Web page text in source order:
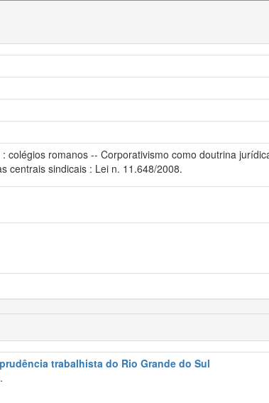
colégios romanos -- Corporativismo como doutrina
centrais sindicais : Lei n. 11.648/2008.
trabalhista do Rio Grande do Sul